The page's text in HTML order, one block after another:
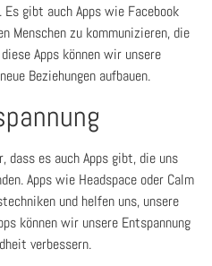
gibt auch Apps wie Facebook
Menschen zu kommunizieren, die
Apps können wir unsere
Beziehungen aufbauen.
dass es auch Apps gibt, die uns
Apps wie Headspace oder Calm
und helfen uns, unsere
können wir unsere Entspannung
verbessern.